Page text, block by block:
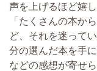
声を上げるほど嬉
「たくさんの本か
ど、それを迷って
分の選んだ本を手
などの感想が寄せら